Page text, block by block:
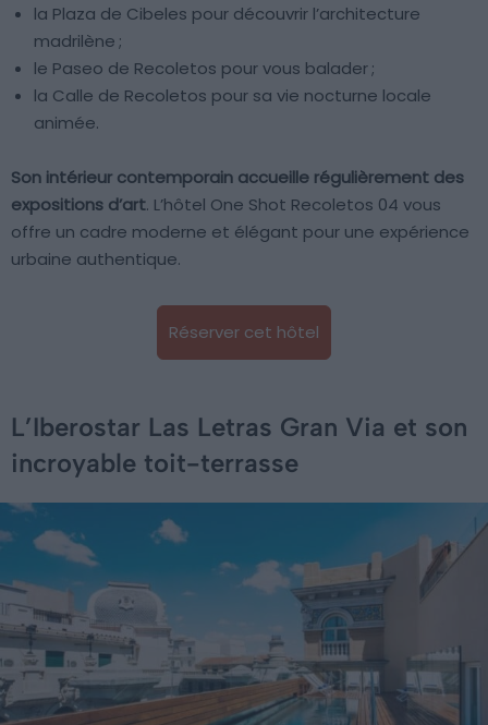
la Plaza de Cibeles pour découvrir l’architecture
madrilène ;
le Paseo de Recoletos pour vous balader ;
la Calle de Recoletos pour sa vie nocturne locale
animée.
Son intérieur contemporain accueille régulièrement des
expositions d’art. L’hôtel One Shot Recoletos 04 vous
offre un cadre moderne et élégant pour une expérience
urbaine authentique.
Réserver cet hôtel
L’Iberostar Las Letras Gran Via et son
incroyable toit-terrasse